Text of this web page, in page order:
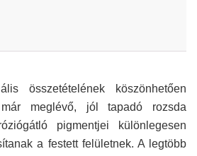
összetételének köszönhetően
meglévő, jól tapadó rozsda
pigmentjei különlegesen
a festett felületnek. A legtöbb